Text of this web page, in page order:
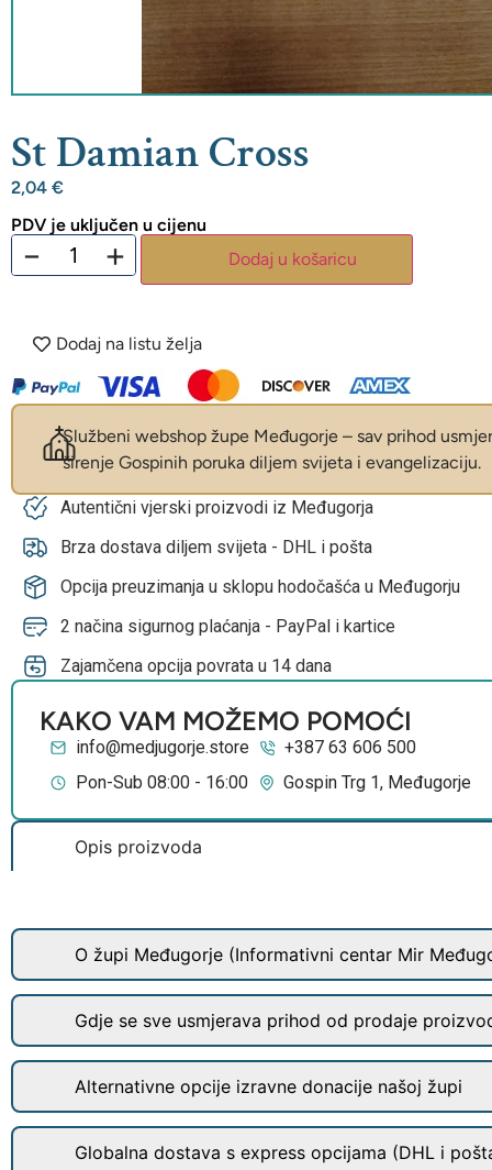
St Damian Cross
2,04 €
PDV je uključen u cijenu
− + Dodaj u košaricu
Dodaj na listu želja
Službeni webshop župe Međugorje – sav prihod
širenje Gospinih poruka diljem svijeta i evangelizaciju.
Autentični vjerski proizvodi iz Međugorja
Brza dostava diljem svijeta - DHL i pošta
Opcija preuzimanja u sklopu hodočašća u Međugorju
2 načina sigurnog plaćanja - PayPal i kartice
Zajamčena opcija povrata u 14 dana
KAKO VAM MOŽEMO POMOĆI
info@medjugorje.store
+387 63 606 500
Pon-Sub 08:00 - 16:00
Gospin Trg 1, Međugorje
Opis proizvoda
O župi Međugorje (Informativni centar Mir
Gdje se sve usmjerava prihod od prodaje
Alternativne opcije izravne donacije našoj župi
Globalna dostava s express opcijama (DHL i